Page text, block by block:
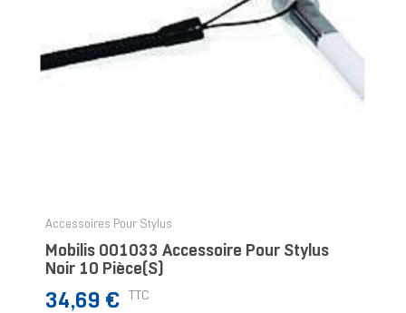
Accessoires Pour Stylus
Mobilis 001033 Accessoire Pour Stylus
Noir 10 Pièce(s)
Prix
34,69 € TTC